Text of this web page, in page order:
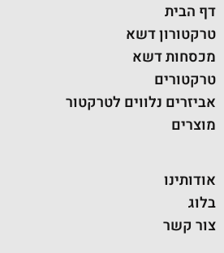
דף הבית
טרקטורון דשא
מכסחות דשא
טרקטורים
אביזרים נלווים לטרקטור
מוצרים
אודותינו
בלוג
צור קשר